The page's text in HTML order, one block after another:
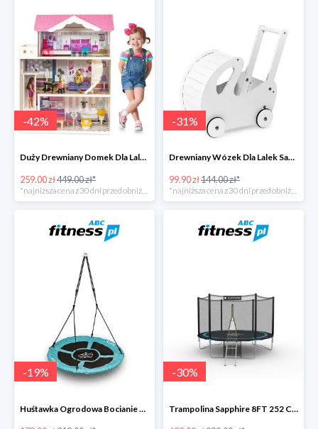
-42%
Duży Drewniany Domek Dla Lalek Z Akcesoriami -42%
259.00 zł449.00 zł*
*najniższa cena z 30 dni przed obniżką
-31%
Drewniany Wózek Dla Lalek Sapphire -31%
99.90 zł144.00 zł*
*najniższa cena z 30 dni przed obniżką
-19%
Huśtawka Ogrodowa Bocianie Gniazdo Sapphire -19%
-30%
Trampolina Sapphire 8FT 252 Cm + GRATISY -30%